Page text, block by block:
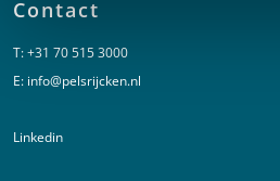
Contact
T:+31 70 515 3000
E: info@pelsrijcken.nl
Linkedin